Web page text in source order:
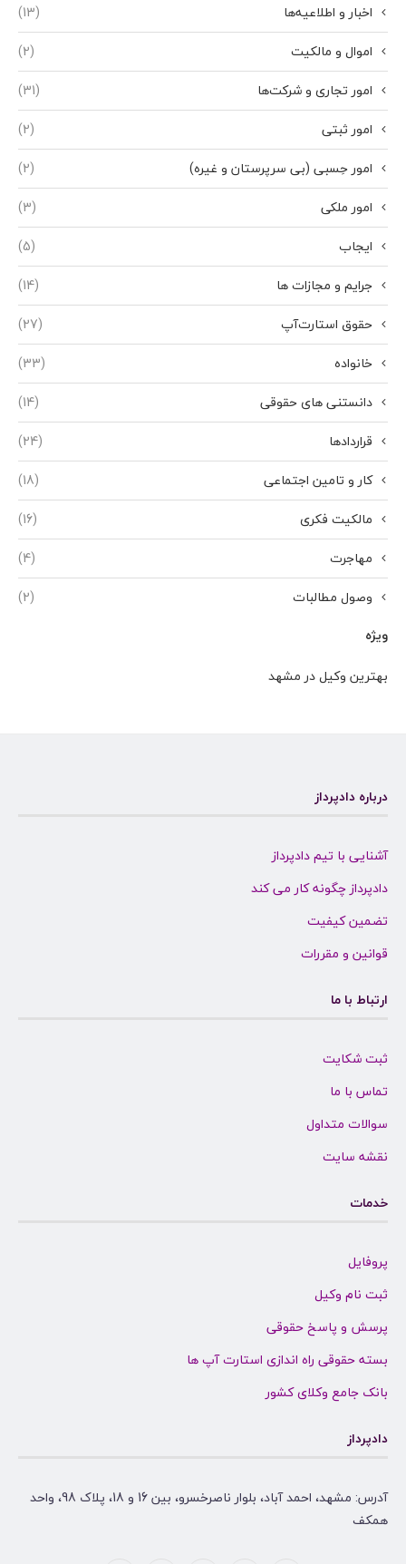
اخبار و اطلاعیه‌ها
(13)
اموال و مالکیت
(2)
امور تجاری و شرکت‌ها
(31)
امور ثبتی
(2)
امور حِسبی (بی سرپرستان و غیره)
(2)
امور ملکی
(3)
ایجاب
(5)
جرایم و مجازات ها
(14)
حقوق استارت‌آپ
(27)
خانواده
(33)
دانستنی های حقوقی
(14)
قراردادها
(24)
کار و تامین اجتماعی
(18)
مالکیت فکری
(16)
مهاجرت
(4)
وصول مطالبات
(2)
ویژه
بهترین وکیل در مشهد
درباره دادپرداز
آشنایی با تیم دادپرداز
دادپرداز چگونه کار می کند
تضمین کیفیت
قوانین و مقررات
ارتباط با ما
ثبت شکایت
تماس با ما
سوالات متداول
نقشه سایت
خدمات
پروفایل
ثبت نام وکیل
پرسش و پاسخ حقوقی
بسته حقوقی راه اندازی استارت آپ ها
بانک جامع وکلای کشور
دادپرداز
آدرس: مشهد، احمد آباد، بلوار ناصرخسرو، بین 16 و 18، پلاک 98، واحد
همکف